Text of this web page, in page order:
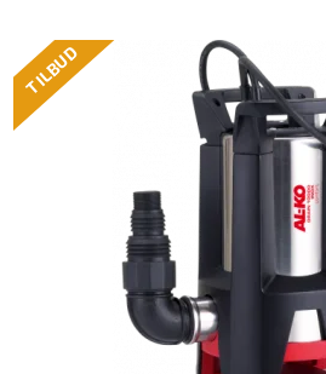
TILBUD